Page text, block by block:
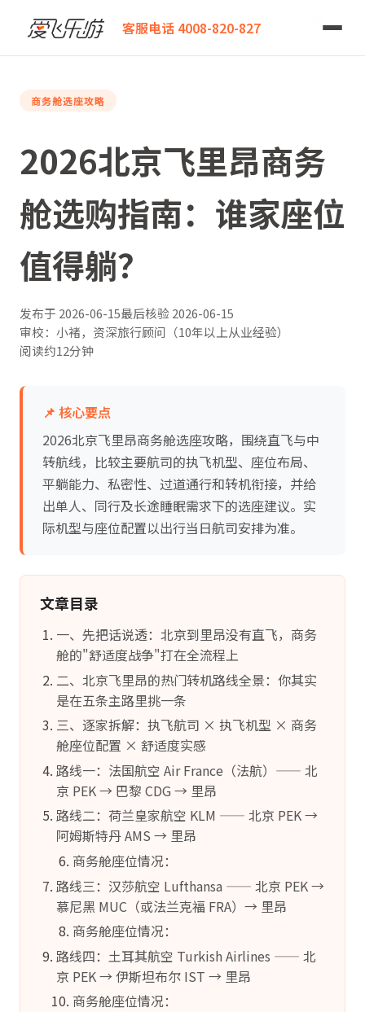
客服电话 4008-820-827
爱飞乐游 2026北京飞里昂商务舱选购指南：谁家座位值得躺？
商务舱选座攻略
2026北京飞里昂商务
舱选购指南：谁家座位
值得躺？
发布于 2026-06-15最后核验2026-06-15
审校：小褚，资深旅行顾问（10年以上从业经验）
阅读约12分钟
📌 核心要点
2026北京飞里昂商务舱选座攻略，围绕直飞与中
转航线，比较主要航司的执飞机型、座位布局、
平躺能力、私密性、过道通行和转机衔接，并给
出单人、同行及长途睡眠需求下的选座建议。实
际机型与座位配置以出行当日航司安排为准。
文章目录
一、先把话说透：北京到里昂没有直飞，商务
舱的"舒适度战争"打在全流程上
二、北京飞里昂的热门转机路线全景：你其实
是在五条主路里挑一条
三、逐家拆解：执飞航司 × 执飞机型 × 商务
舱座位配置 × 舒适度实感
路线一：法国航空 Air France（法航）—— 北
京 PEK → 巴黎 CDG → 里昂
路线二：荷兰皇家航空 KLM —— 北京 PEK →
阿姆斯特丹 AMS → 里昂
商务舱座位情况：
路线三：汉莎航空 Lufthansa —— 北京 PEK →
慕尼黑 MUC（或法兰克福 FRA）→ 里昂
商务舱座位情况：
路线四：土耳其航空 Turkish Airlines —— 北
京 PEK → 伊斯坦布尔 IST → 里昂
商务舱座位情况：